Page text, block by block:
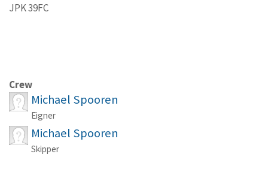
JPK 39FC
Crew
Michael Spooren
Eigner
Michael Spooren
Skipper